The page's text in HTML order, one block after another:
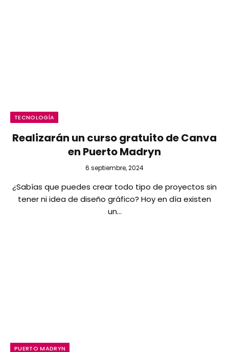
TECNOLOGÍA
Realizarán un curso gratuito de Canva
en Puerto Madryn
6 septiembre, 2024
¿Sabías que puedes crear todo tipo de proyectos sin
tener ni idea de diseño gráfico? Hoy en día existen
un…
PUERTO MADRYN